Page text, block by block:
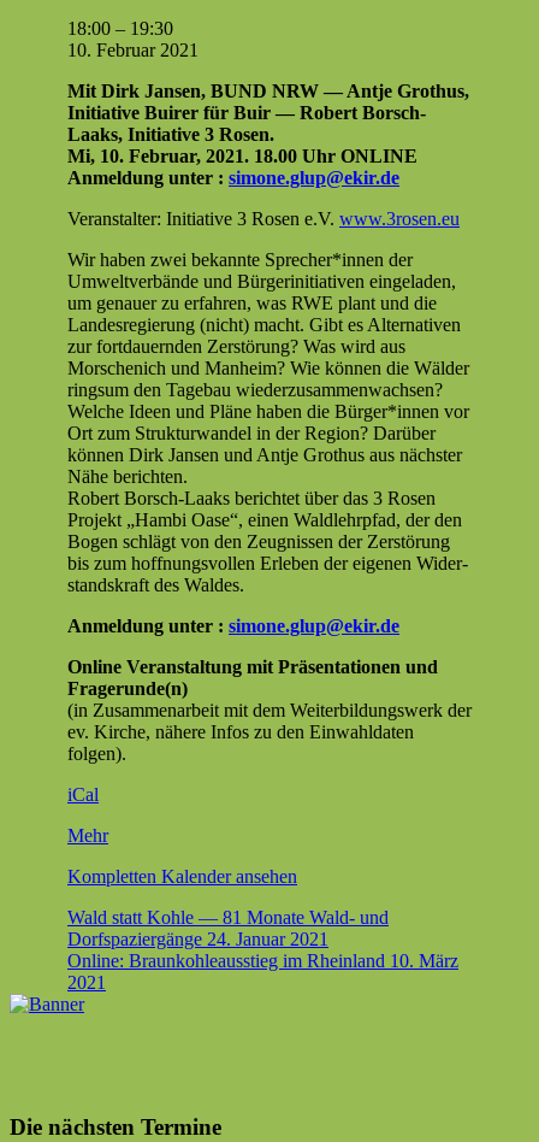
ONLINE:
Ist
Ham­
bach­
er
Wald
gerettet?
18:00 – 19:30
10. Feb­ru­ar 2021
Mit Dirk Jansen, BUND NRW — Antje Grothus,
Ini­tia­tive Buir­er für Buir — Robert Borsch-
Laaks, Ini­tia­tive 3 Rosen.
Mi, 10. Feb­ru­ar, 2021. 18.00 Uhr ONLINE
Anmel­dung unter : simone.glup@ekir.de
Ver­anstal­ter: Ini­tia­tive 3 Rosen e.V. www.3rosen.eu
Wir haben zwei bekan­nte Sprecher*innen der
Umweltver­bände und Bürg­erini­tia­tiv­en ein­ge­laden,
um genauer zu erfahren, was RWE plant und die
Lan­desregierung (nicht) macht. Gibt es Alter­na­tiv­en
zur fort­dauern­den Zer­störung? Was wird aus
Morschenich und Man­heim? Wie kön­nen die Wälder
ring­sum den Tage­bau wiederzusam­menwach­sen?
Welche Ideen und Pläne haben die Bürger*innen vor
Ort zum Struk­tur­wan­del in der Region? Darüber
kön­nen Dirk Jansen und Antje Grothus aus näch­ster
Nähe berichten.
Robert Borsch-Laaks berichtet über das 3 Rosen
Pro­jekt „Ham­bi Oase“, einen Waldlehrp­fad, der den
Bogen schlägt von den Zeug­nis­sen der Zer­störung
bis zum hoff­nungsvollen Erleben der eige­nen Wider­
stand­skraft des Waldes.
Anmel­dung unter : simone.glup@ekir.de
Online Ver­anstal­tung mit Präsen­ta­tio­nen und
Fragerunde(n)
(in Zusam­me­nar­beit mit dem Weit­er­bil­dungswerk der
ev. Kirche, nähere Infos zu den Ein­wahldat­en
folgen).
iCal
Mehrüber
Kom­plet­ten Kalen­der ansehen
Beitragsnavigation
Wald statt Kohle — 81 Monate Wald- und
Dorfspaziergänge 24. Januar 2021
Online: Braunkohleausstieg im Rheinland 10. März
2021
Die nächsten Termine